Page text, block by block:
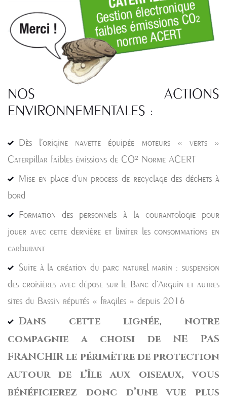
NOS ACTIONS
ENVIRONNEMENTALES :
Dès l’origine navette équipée moteurs « verts »
Caterpillar faibles émissions de CO² Norme ACERT
Mise en place d’un process de recyclage des déchets à
bord
Formation des personnels à la courantologie pour
jouer avec cette dernière et limiter les consommations en
carburant
Suite à la création du parc naturel marin : suspension
des croisières avec dépose sur le Banc d’Arguin et autres
sites du Bassin réputés « fragiles » depuis 2016
Dans cette lignée, notre
compagnie a choisi de NE PAS
FRANCHIR le périmètre de protection
autour de l’Île aux oiseaux, vous
bénéficierez donc d’une vue plus